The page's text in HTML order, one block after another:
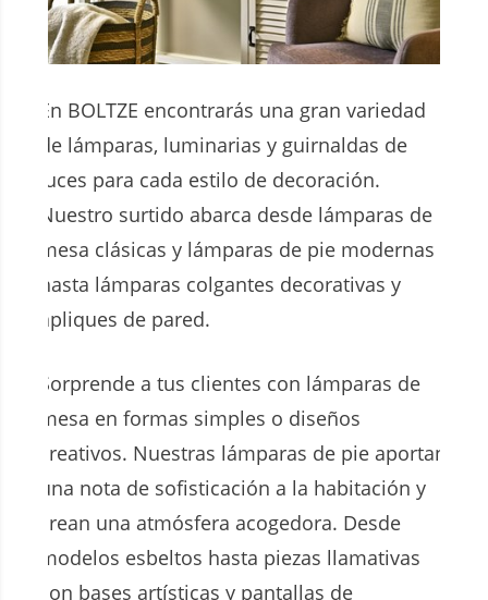
En BOLTZE encontrarás una gran variedad
de lámparas, luminarias y guirnaldas de
luces para cada estilo de decoración.
Nuestro surtido abarca desde lámparas de
mesa clásicas y lámparas de pie modernas
hasta lámparas colgantes decorativas y
apliques de pared.
Sorprende a tus clientes con lámparas de
mesa en formas simples o diseños
creativos. Nuestras lámparas de pie aportan
una nota de sofisticación a la habitación y
crean una atmósfera acogedora. Desde
modelos esbeltos hasta piezas llamativas
con bases artísticas y pantallas de